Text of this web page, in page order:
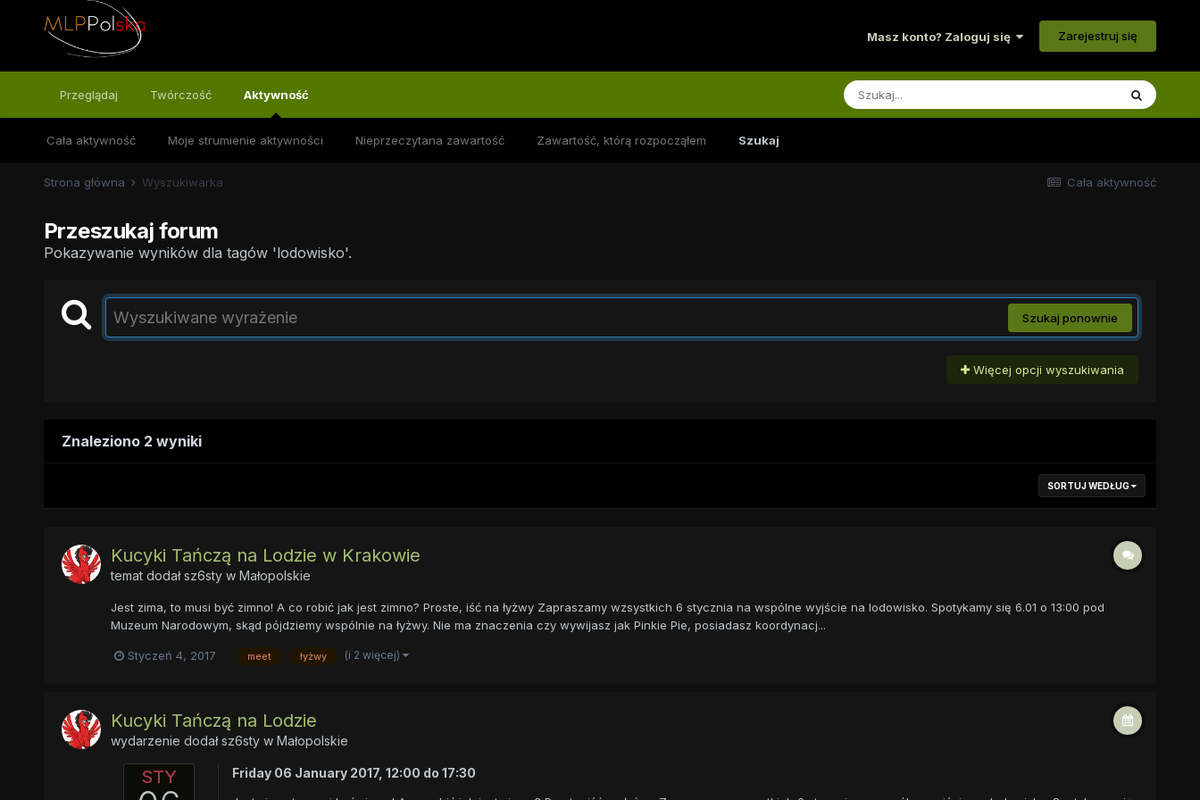
Masz konto? Zaloguj się Zarejestruj się
Przeglądaj Twórczość Aktywność
Cała aktywność Moje strumienie aktywności Nieprzeczytana zawartość Zawartość, którą rozpocząłem Szukaj
Cała aktywność
Strona główna Wyszukiwarka
Przeszukaj forum
Pokazywanie wyników dla tagów 'lodowisko'.
Szukaj ponownie
Więcej opcji wyszukiwania
Znaleziono 2 wyniki
SORTUJ WEDŁUG
Kucyki Tańczą na Lodzie w Krakowie
temat dodałsz6styw Małopolskie
Jest zima, to musi być zimno! A co robić jak jest zimno? Proste, iść na łyżwy Zapraszamy wzsystkich 6 stycznia na wspólne wyjście na lodowisko. Spotykamy się 6.01 o 13:00 pod
Muzeum Narodowym, skąd pójdziemy wspólnie na łyżwy. Nie ma znaczenia czy wywijasz jak Pinkie Pie, posiadasz koordynacj...
Styczeń 4, 2017 meet łyżwy (i 2 więcej)
Kucyki Tańczą na Lodzie
wydarzenie dodałsz6styw Małopolskie
STY Friday 06 January 2017, 12:00 do 17:30